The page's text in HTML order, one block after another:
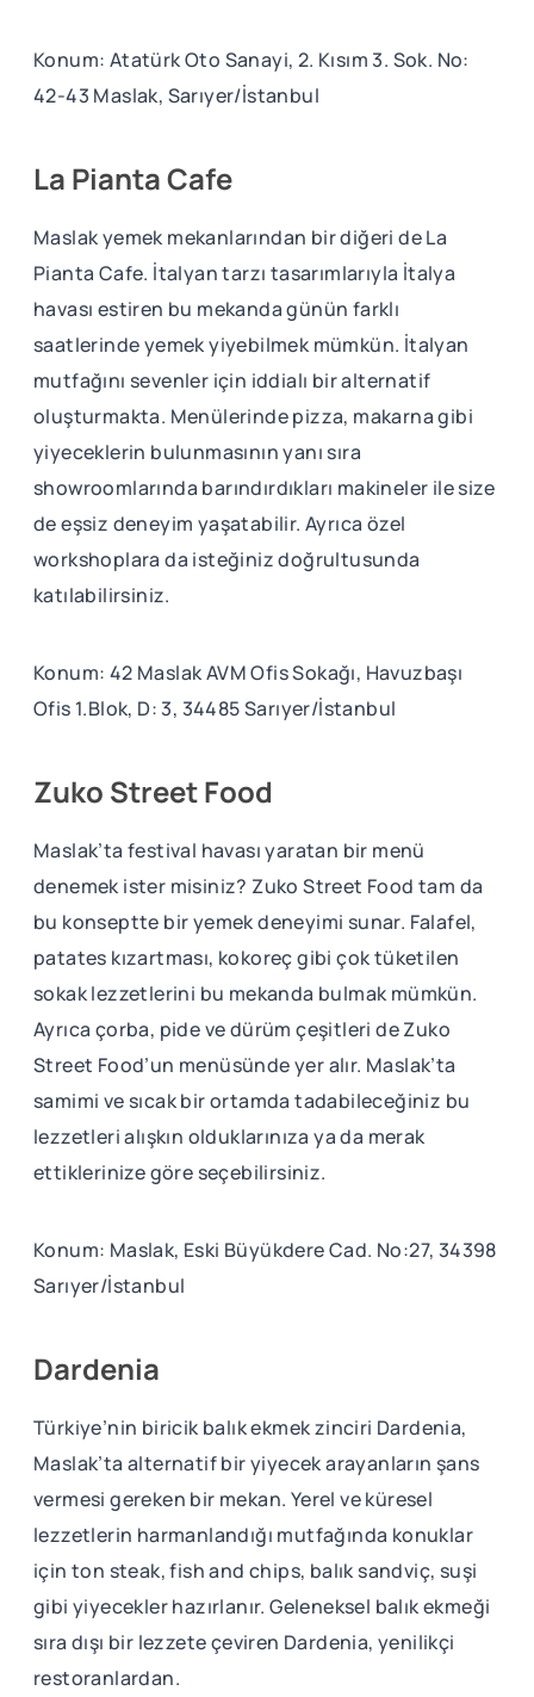
Konum: Atatürk Oto Sanayi, 2. Kısım 3. Sok. No:
42-43 Maslak, Sarıyer/İstanbul
La Pianta Cafe
Maslak yemek mekanlarından bir diğeri de La
Pianta Cafe. İtalyan tarzı tasarımlarıyla İtalya
havası estiren bu mekanda günün farklı
saatlerinde yemek yiyebilmek mümkün. İtalyan
mutfağını sevenler için iddialı bir alternatif
oluşturmakta. Menülerinde pizza, makarna gibi
yiyeceklerin bulunmasının yanı sıra
showroomlarında barındırdıkları makineler ile size
de eşsiz deneyim yaşatabilir. Ayrıca özel
workshoplara da isteğiniz doğrultusunda
katılabilirsiniz.
Konum: 42 Maslak AVM Ofis Sokağı, Havuzbaşı
Ofis 1.Blok, D: 3, 34485 Sarıyer/İstanbul
Zuko Street Food
Maslak’ta festival havası yaratan bir menü
denemek ister misiniz? Zuko Street Food tam da
bu konseptte bir yemek deneyimi sunar. Falafel,
patates kızartması, kokoreç gibi çok tüketilen
sokak lezzetlerini bu mekanda bulmak mümkün.
Ayrıca çorba, pide ve dürüm çeşitleri de Zuko
Street Food’un menüsünde yer alır. Maslak’ta
samimi ve sıcak bir ortamda tadabileceğiniz bu
lezzetleri alışkın olduklarınıza ya da merak
ettiklerinize göre seçebilirsiniz.
Konum: Maslak, Eski Büyükdere Cad. No:27, 34398
Sarıyer/İstanbul
Dardenia
Türkiye’nin biricik balık ekmek zinciri Dardenia,
Maslak’ta alternatif bir yiyecek arayanların şans
vermesi gereken bir mekan. Yerel ve küresel
lezzetlerin harmanlandığı mutfağında konuklar
için ton steak, fish and chips, balık sandviç, suşi
gibi yiyecekler hazırlanır. Geleneksel balık ekmeği
sıra dışı bir lezzete çeviren Dardenia, yenilikçi
restoranlardan.